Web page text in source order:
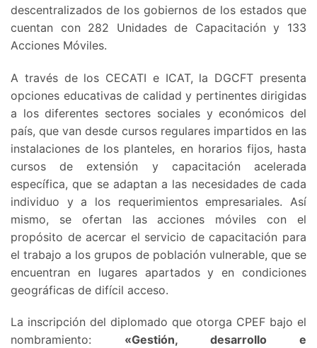
descentralizados de los gobiernos de los estados que
cuentan con 282 Unidades de Capacitación y 133
Acciones Móviles.
A través de los CECATI e ICAT, la DGCFT presenta
opciones educativas de calidad y pertinentes dirigidas
a los diferentes sectores sociales y económicos del
país, que van desde cursos regulares impartidos en las
instalaciones de los planteles, en horarios fijos, hasta
cursos de extensión y capacitación acelerada
específica, que se adaptan a las necesidades de cada
individuo y a los requerimientos empresariales. Así
mismo, se ofertan las acciones móviles con el
propósito de acercar el servicio de capacitación para
el trabajo a los grupos de población vulnerable, que se
encuentran en lugares apartados y en condiciones
geográficas de difícil acceso.
La inscripción del diplomado que otorga CPEF bajo el
nombramiento: «Gestión, desarrollo e